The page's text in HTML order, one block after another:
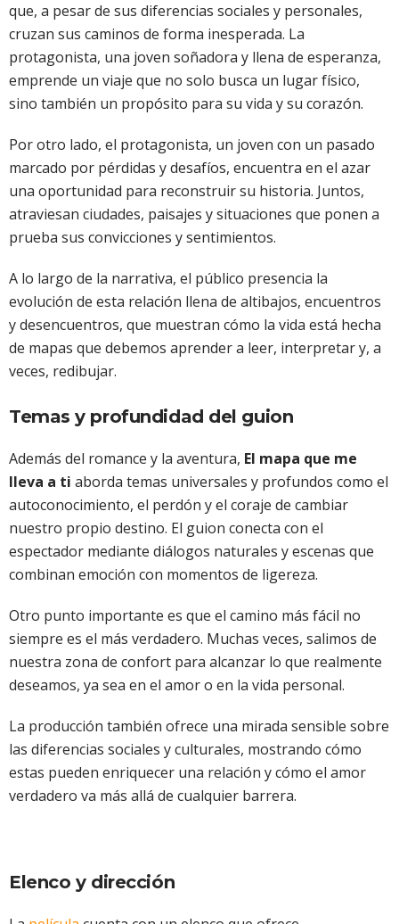
que, a pesar de sus diferencias sociales y personales,
cruzan sus caminos de forma inesperada. La
protagonista, una joven soñadora y llena de esperanza,
emprende un viaje que no solo busca un lugar físico,
sino también un propósito para su vida y su corazón.
Por otro lado, el protagonista, un joven con un pasado
marcado por pérdidas y desafíos, encuentra en el azar
una oportunidad para reconstruir su historia. Juntos,
atraviesan ciudades, paisajes y situaciones que ponen a
prueba sus convicciones y sentimientos.
A lo largo de la narrativa, el público presencia la
evolución de esta relación llena de altibajos, encuentros
y desencuentros, que muestran cómo la vida está hecha
de mapas que debemos aprender a leer, interpretar y, a
veces, redibujar.
Temas y profundidad del guion
Además del romance y la aventura, El mapa que me
lleva a ti aborda temas universales y profundos como el
autoconocimiento, el perdón y el coraje de cambiar
nuestro propio destino. El guion conecta con el
espectador mediante diálogos naturales y escenas que
combinan emoción con momentos de ligereza.
Otro punto importante es que el camino más fácil no
siempre es el más verdadero. Muchas veces, salimos de
nuestra zona de confort para alcanzar lo que realmente
deseamos, ya sea en el amor o en la vida personal.
La producción también ofrece una mirada sensible sobre
las diferencias sociales y culturales, mostrando cómo
estas pueden enriquecer una relación y cómo el amor
verdadero va más allá de cualquier barrera.
Elenco y dirección